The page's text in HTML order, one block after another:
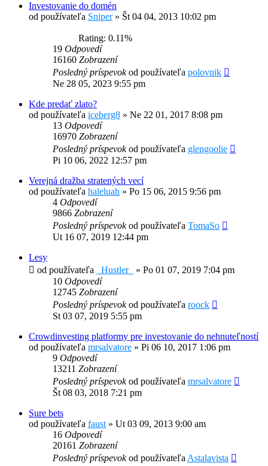
Investovanie do domén
od používateľa Sniper» Št 04 04, 2013 10:02 pm
Rating: 0.11%
19 Odpovedí
16160 Zobrazení
Posledný príspevokod používateľa polovnik
Ne 28 05, 2023 9:55 pm
Kde predať zlato?
od používateľa iceberg8 » Ne 22 01, 2017 8:08 pm
13 Odpovedí
16970 Zobrazení
Posledný príspevokod používateľa glengoolie
Pi 10 06, 2022 12:57 pm
Verejná dražba stratených vecí
od používateľa haleluah » Po 15 06, 2015 9:56 pm
4 Odpovedí
9866 Zobrazení
Posledný príspevokod používateľa TomaSo
Ut 16 07, 2019 12:44 pm
Lesy
od používateľa
_Hustler_ » Po 01 07, 2019 7:04 pm
10 Odpovedí
12745 Zobrazení
Posledný príspevokod používateľa roock
St 03 07, 2019 5:55 pm
Crowdinvesting platformy pre investovanie do nehnuteľností
od používateľa mrsalvatore » Pi 06 10, 2017 1:06 pm
9 Odpovedí
13211 Zobrazení
Posledný príspevokod používateľa mrsalvatore
Št 08 03, 2018 7:21 pm
Sure bets
od používateľa faust» Ut 03 09, 2013 9:00 am
16 Odpovedí
20161 Zobrazení
Posledný príspevokod používateľaAstalavista